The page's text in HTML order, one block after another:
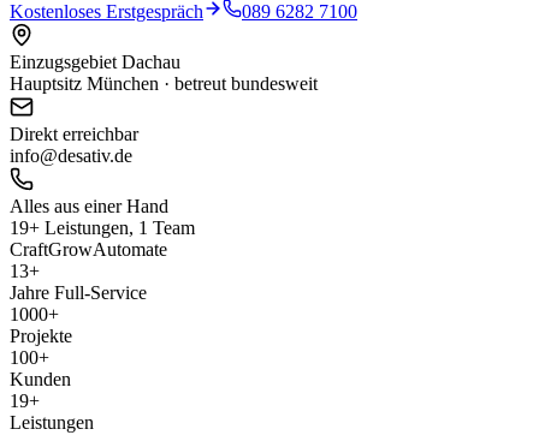
Kostenloses Erstgespräch 089 6282 7100
Einzugsgebiet Dachau
Hauptsitz München · betreut bundesweit
Direkt erreichbar
info@desativ.de
Alles aus einer Hand
19+ Leistungen, 1 Team
CraftGrowAutomate
13+
Jahre Full-Service
1000+
Projekte
100+
Kunden
19+
Leistungen